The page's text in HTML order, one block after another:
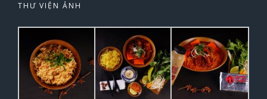
THƯ VIỆN ẢNH